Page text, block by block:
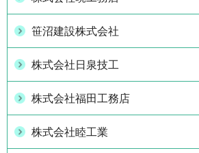
笹沼建設株式会社
株式会社日泉技工
株式会社福田工務店
株式会社睦工業